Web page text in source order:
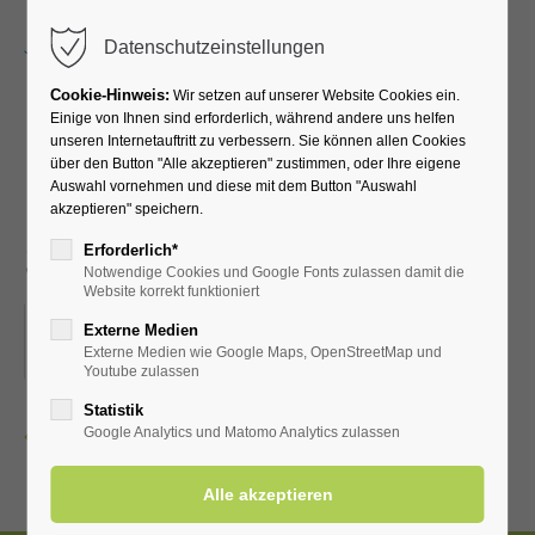
Lauftreff für
Fortgeschrittene (versch.
Streckenlängen)
28.03.2026, 07:45
ORT: VOR DER KURHALLE
Zurück
Datenschutzeinstellungen
Cookie-Hinweis: Wir setzen auf unserer Website Cookies ein.
Einige von Ihnen sind erforderlich, während andere uns helfen
unseren Internetauftritt zu verbessern. Sie können allen Cookies
über den Button "Alle akzeptieren" zustimmen, oder Ihre eigene
Auswahl vornehmen und diese mit dem Button "Auswahl
akzeptieren" speichern.
Erforderlich*
Notwendige Cookies und Google Fonts zulassen damit die
Website korrekt funktioniert
Externe Medien
Externe Medien wie Google Maps, OpenStreetMap und
Youtube zulassen
Statistik
Google Analytics und Matomo Analytics zulassen